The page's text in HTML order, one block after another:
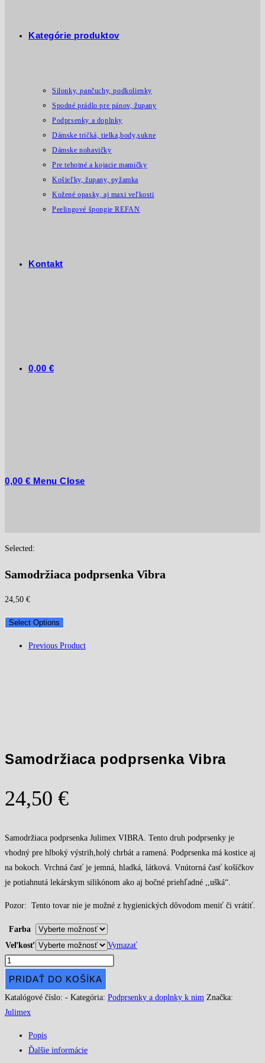
Kategórie produktov
Silonky, pančuchy, podkolienky
Spodné prádlo pre pánov, župany
Podprsenky a doplnky
Dámske tričká, tielka,body,sukne
Dámske nohavičky
Pre tehotné a kojacie mamičky
Košieľky, župany, pyžamka
Kožené opasky, aj maxi veľkosti
Peelingové špongie REFAN
Kontakt
0,00 €
0,00 € Menu Close
Selected:
Samodržiaca podprsenka Vibra
24,50 €
Select Options
Previous Product
Samodržiaca podprsenka Vibra
24,50 €
Samodržiaca podprsenka Julimex VIBRA. Tento druh podprsenky je
vhodný pre hlboký výstrih,holý chrbát a ramená. Podprsenka má kostice aj
na bokoch. Vrchná časť je jemná, hladká, látková. Vnútorná časť košíčkov
je potiahnutá lekárskym silikónom ako aj bočné priehľadné ,,ušká“.
Pozor: Tento tovar nie je možné z hygienických dôvodom meniť či vrátiť.
Farba
Veľkosť
Vymazať
množstvo
Samodržiaca
podprsenka
PRIDAŤ DO KOŠÍKA
Katalógové číslo: - Kategória: Podprsenky a doplnky k nim Značka:
Julimex
Popis
Ďalšie informácie